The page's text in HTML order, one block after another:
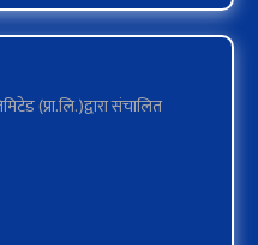
(प्रा.लि.)द्वारा संचालित